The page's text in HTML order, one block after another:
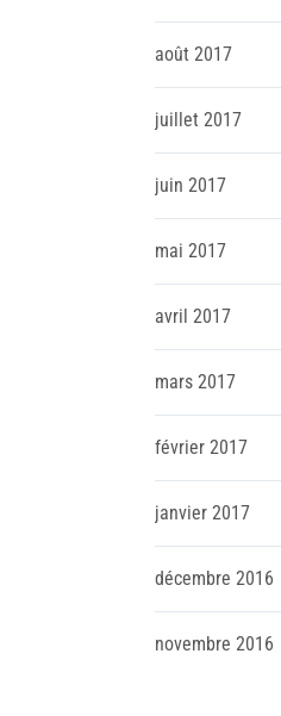
août 2017
juillet 2017
juin 2017
mai 2017
avril 2017
mars 2017
février 2017
janvier 2017
décembre 2016
novembre 2016